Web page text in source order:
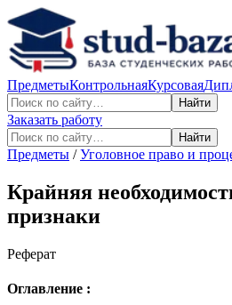
ПредметыКонтрольнаяКурсовая
Найти
Заказать работу
Найти
Предметы /Уголовное право и
Крайняя
признаки
Реферат
Оглавление :